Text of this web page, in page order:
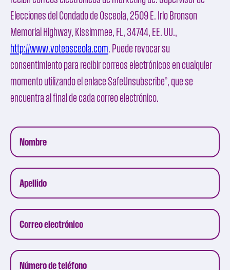
Elecciones del Condado de Osceola, 2509 E. Irlo Bronson
Memorial Highway, Kissimmee, FL, 34744, EE. UU.,
http://www.voteosceola.com. Puede revocar su
consentimiento para recibir correos electrónicos en cualquier
momento utilizando el enlace SafeUnsubscribe®, que se
encuentra al final de cada correo electrónico.